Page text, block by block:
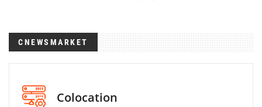
CNEWSMARKET
Colocation